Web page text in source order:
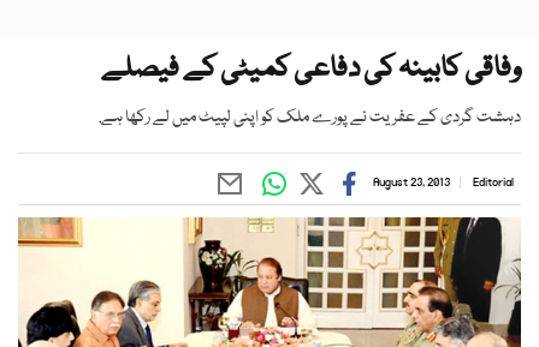
وفاقی کابینہ کی دفاعی کمیٹی کے فیصلے
دہشت گردی کے عفریت نے پورے ملک کو اپنی لپیٹ میں لے رکھا ہے.
Editorial
August 23, 2013